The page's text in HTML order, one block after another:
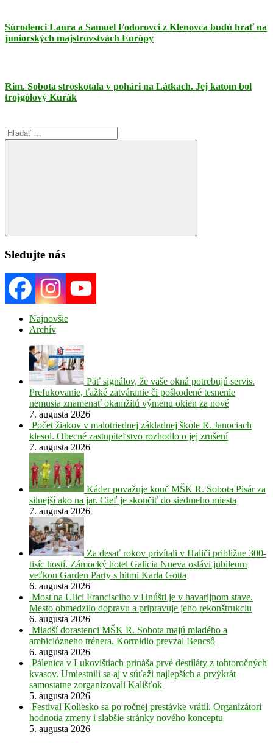
Súrodenci Laura a Samuel Fodorovci z Klenovca budú hrať na
juniorských majstrovstvách Európy
Rim. Sobota stroskotala v pohári na Látkach. Jej katom bol
trojgólový Kurák
Search
for:
Search
Sledujte nás
Najnovšie
Archív
Päť signálov, že vaše okná potrebujú servis.
Prefukovanie, ťažké zatváranie či poškodené tesnenie
nemusia znamenať okamžitú výmenu okien za nové
7. augusta 2026
Počet žiakov v malotriednej základnej škole R. Janociach
klesol. Obecné zastupiteľstvo rozhodlo o jej zrušení
7. augusta 2026
Káder považuje kouč MŠK R. Sobota Pisár za
silnejší ako na jar. Cieľ je skončiť do siedmeho miesta
7. augusta 2026
Za desať rokov privítali v Haliči približne 300-
tisíc hostí. Zámocký hotel Galicia Nueva oslávi jubileum
veľkou Garden Party s hitmi Karla Gotta
6. augusta 2026
Most na Ulici Francisciho v Hnúšti je v havarijnom stave.
Mesto obmedzilo dopravu a pripravuje jeho rekonštrukciu
6. augusta 2026
Mladší dorastenci MŠK R. Sobota majú mladého a
ambiciózneho trénera. Kormidlo prevzal Bencső
6. augusta 2026
Pálenica v Lukovištiach prináša prvé destiláty z tohtoročných
kvasov. Umiestnili sa aj v súťaži najlepších a prvýkrát
samostatne zorganizovali Kališťok
5. augusta 2026
Festival Koliesko sa po ročnej prestávke vrátil. Organizátori
hodnotia zmeny i slabšie stránky nového konceptu
5. augusta 2026